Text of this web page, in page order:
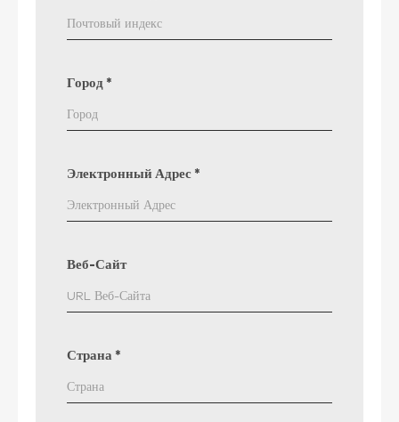
Город *
Электронный Адрес *
Веб-Сайт
Страна *